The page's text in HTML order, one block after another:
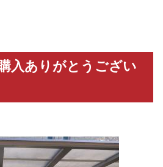
入ありがとうござい